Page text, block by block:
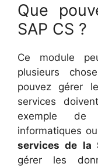
Que
SAP CS ?
Ce module
plusieurs
pouvez gérer
services
exemple de
informatiques
services de la
gérer les